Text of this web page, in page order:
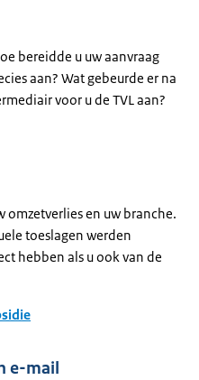
bereidde u uw aanvraag
aan? Wat gebeurde er na
voor u de TVL aan?
omzetverlies en uw branche.
toeslagen werden
hebben als u ook van de
e-mail